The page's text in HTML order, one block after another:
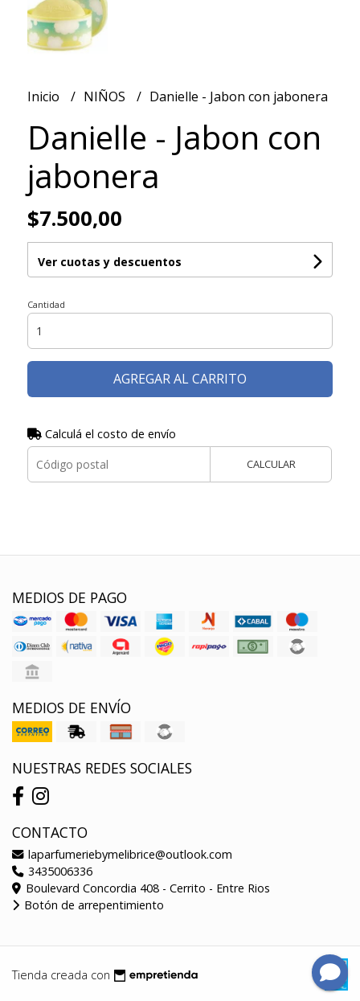
Inicio NIÑOS Danielle - Jabon con jabonera
Danielle - Jabon con
jabonera
$7.500,00
Ver cuotas y descuentos
Cantidad
AGREGAR AL CARRITO
Calculá el costo de envío
CALCULAR
MEDIOS DE PAGO
MEDIOS DE ENVÍO
NUESTRAS REDES SOCIALES
CONTACTO
laparfumeriebymelibrice@outlook.com
3435006336
Boulevard Concordia 408 - Cerrito - Entre Rios
Botón de arrepentimiento
Tienda creada con